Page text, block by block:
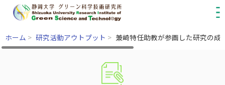
ホーム > 研究活動アウトプット > 兼崎特任助教が参画した研究の